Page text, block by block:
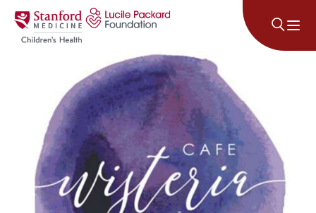
コンテンツにスキップ